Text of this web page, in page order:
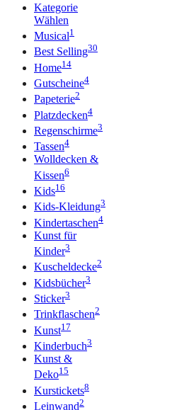
Kategorie
Wählen
Musical1
Best Selling30
Home14
Gutscheine4
Papeterie2
Platzdecken4
Regenschirme3
Tassen4
Wolldecken &
Kissen6
Kids16
Kids-Kleidung3
Kindertaschen4
Kunst für
Kinder3
Kuscheldecke2
Kidsbücher3
Sticker3
Trinkflaschen2
Kunst17
Kinderbuch3
Kunst &
Deko15
Kurstickets8
Leinwand2